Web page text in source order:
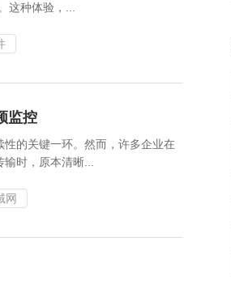
这种体验，...
监控
的关键一环。然而，许多企业在
时，原本清晰...
网